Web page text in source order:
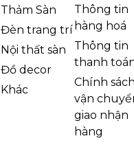
Thảm Sàn
Đèn trang trí
Nội thất sàn
Đồ decor
Khác
Thông tin
hàng hoá
Thông tin
thanh
Chính sách
vận
giao nhận
hàng